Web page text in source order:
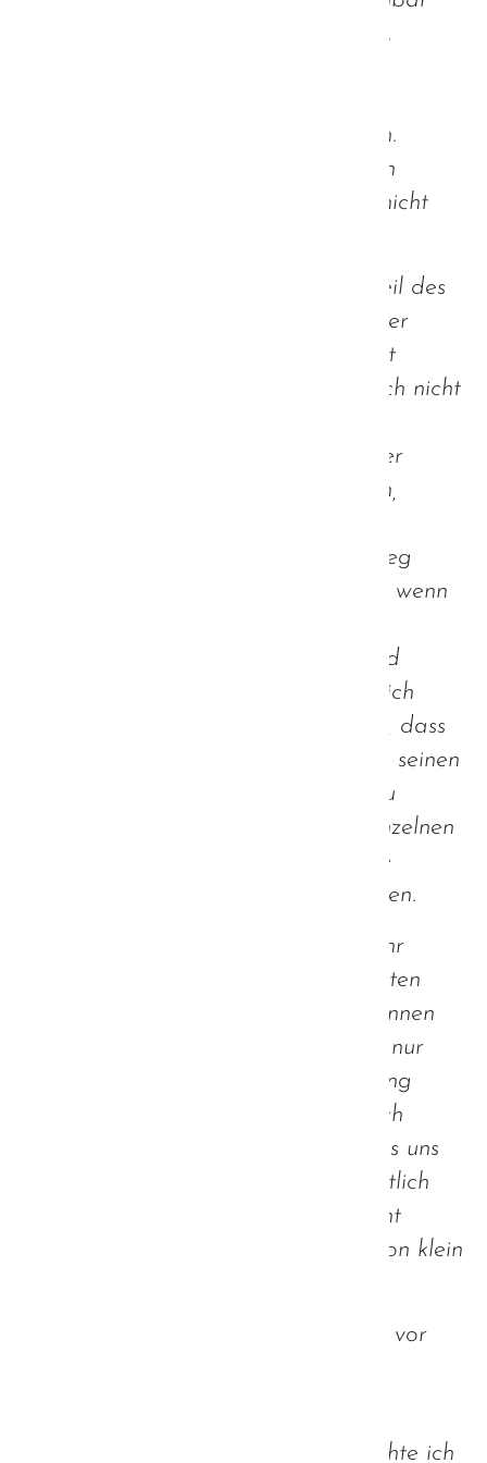
ach so wichtige Bedeutung verloren.
Umarmungen gänzlich zu verzichten.
Warum war dies zuvor eigentlich ein
solches Drama, wenn dies jemand nicht
Ich würde mir wünschen, dass ein Teil des
Geistes aus dieser Zeit auch nach der
Corona-Krise in unserer Gesellschaft
weiterleben würde. Damit möchte ich nicht
Begrüßungsriten verzichten und jeder
alleine seiner Wege gehen soll. Nein,
Ausdruck bringen, dass es schlichtweg
auch "danach" in Ordnung sein soll, wenn
Umarmungen verzichten möchte und
dieser jemand nicht etwa als unhöflich
abgestempelt wird. Im Grunde also, dass
es in Ordnung ist, seinen Alltag und seinen
zwischenmenschliches Umgang so zu
gestalten, wie es wichtig für den Einzelnen
ist und nicht, wie es gesellschaftliche
Konventionen für ihn vorsehen würden.
Eines wird in dieser Zeit nämlich sehr
deutlich - eben solche Gepflogenheiten
sind nicht in Stein gemeißelt und können
sich auch sehr schnell ändern, wenn nur
genügend Menschen an einem Strang
ziehen. Was also hält uns auf, endlich
damit anzufangen? Denn Eines muss uns
allen klar sein - viele dieser vermeintlich
notwendigen Konventionen sind nicht
ansatzweise so wichtig, wie es uns von klein
In diesem Sinne, bleibt zuhause und vor
physischen Abstand zum Trotz, möchte ich